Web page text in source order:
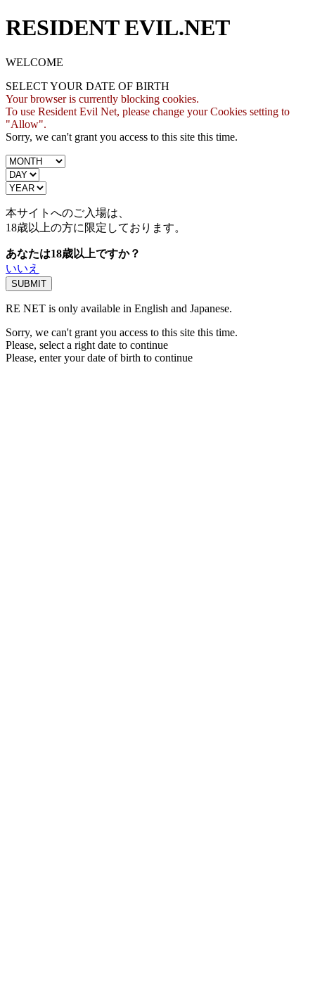
RESIDENT EVIL.NET
WELCOME
SELECT YOUR DATE OF BIRTH
Your browser is currently blocking cookies.
To use Resident Evil Net, please change your Cookies setting to
"Allow".
Sorry, we can't grant you access to this site this time.
本サイトへのご入場は、
18歳以上の方に限定しております。
あなたは18歳以上ですか？
いいえ
RE NET is only available in English and Japanese.
Sorry, we can't grant you access to this site this time.
Please, select a right date to continue
Please, enter your date of birth to continue